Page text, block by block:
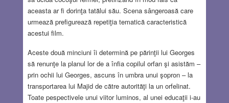
aceasta ar fi dorinţa tatălui său. Scena sângeroasă care
urmează prefigurează repetiţia tematică caracteristică
acestui film.
Aceste două minciuni îi determină pe părinţii lui Georges
să renunţe la planul lor de a înfia copilul orfan şi asistăm –
prin ochii lui Georges, ascuns în umbra unui şopron – la
transportarea lui Majid de către autorităţi la un orfelinat.
Toate pespectivele unui viitor luminos, al unei educaţii i-au